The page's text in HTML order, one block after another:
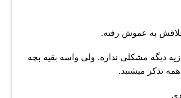
به عموش رفته.
دیگه مشکلی نداره. ولی واسه بقیه بچه
تذکر میشنید.